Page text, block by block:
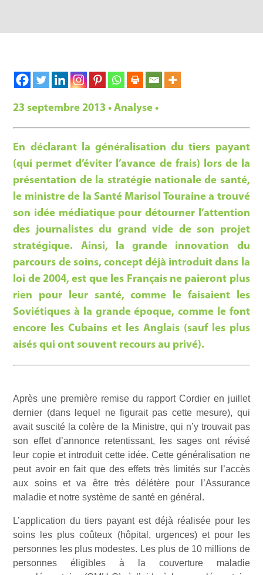
23 septembre 2013 • Analyse •
En déclarant la généralisation du tiers payant
(qui permet d’éviter l’avance de frais) lors de la
présentation de la stratégie nationale de santé,
le ministre de la Santé Marisol Touraine a trouvé
son idée médiatique pour détourner l’attention
des journalistes du grand vide de son projet
stratégique. Ainsi, la grande innovation du
parcours de soins, concept déjà introduit dans la
loi de 2004, est que les Français ne paieront plus
rien pour leur santé, comme le faisaient les
Soviétiques à la grande époque, comme le font
encore les Cubains et les Anglais (sauf les plus
aisés qui ont souvent recours au privé).
Après une première remise du rapport Cordier en juillet
dernier (dans lequel ne figurait pas cette mesure), qui
avait suscité la colère de la Ministre, qui n’y trouvait pas
son effet d’annonce retentissant, les sages ont révisé
leur copie et introduit cette idée. Cette généralisation ne
peut avoir en fait que des effets très limités sur l’accès
aux soins et va être très délétère pour l’Assurance
maladie et notre système de santé en général.
L’application du tiers payant est déjà réalisée pour les
soins les plus coûteux (hôpital, urgences) et pour les
personnes les plus modestes. Les plus de 10 millions de
personnes éligibles à la couverture maladie